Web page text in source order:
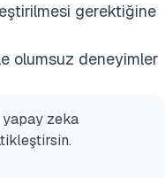
gerektiğine
olumsuz deneyimler
zeka